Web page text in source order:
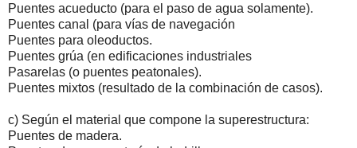
Puentes acueducto (para el paso de agua solamente).
Puentes canal (para vías de navegación
Puentes para oleoductos.
Puentes grúa (en edificaciones industriales
Pasarelas (o puentes peatonales).
Puentes mixtos (resultado de la combinación de casos).
c) Según el material que compone la superestructura:
Puentes de madera.